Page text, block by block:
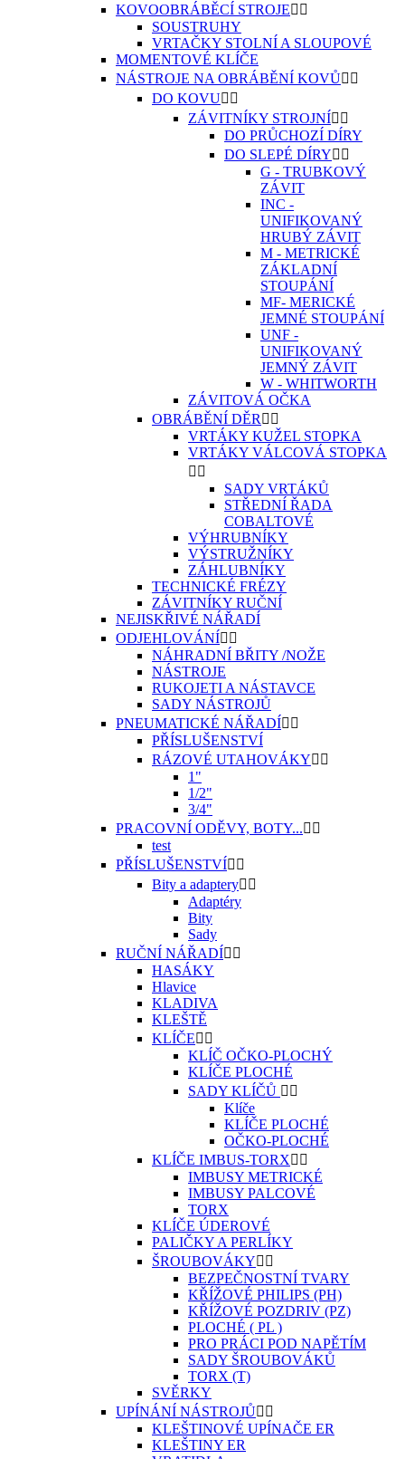
KOVOOBRÁBĚCÍ STROJE 
SOUSTRUHY
VRTAČKY STOLNÍ A SLOUPOVÉ
MOMENTOVÉ KLÍČE
NÁSTROJE NA OBRÁBĚNÍ KOVŮ 
DO KOVU 
ZÁVITNÍKY STROJNÍ 
DO PRŮCHOZÍ DÍRY
DO SLEPÉ DÍRY 
G - TRUBKOVÝ
ZÁVIT
INC -
UNIFIKOVANÝ
HRUBÝ ZÁVIT
M - METRICKÉ
ZÁKLADNÍ
STOUPÁNÍ
MF- MERICKÉ
JEMNÉ STOUPÁNÍ
UNF -
UNIFIKOVANÝ
JEMNÝ ZÁVIT
W - WHITWORTH
ZÁVITOVÁ OČKA
OBRÁBĚNÍ DĚR  
VRTÁKY KUŽEL STOPKA
VRTÁKY VÁLCOVÁ STOPKA
 
SADY VRTÁKŮ
STŘEDNÍ ŘADA
COBALTOVÉ
VÝHRUBNÍKY
VÝSTRUŽNÍKY
ZÁHLUBNÍKY
TECHNICKÉ FRÉZY
ZÁVITNÍKY RUČNÍ
NEJISKŘIVÉ NÁŘADÍ
ODJEHLOVÁNÍ 
NÁHRADNÍ BŘITY /NOŽE
NÁSTROJE
RUKOJETI A NÁSTAVCE
SADY NÁSTROJŮ
PNEUMATICKÉ NÁŘADÍ 
PŘÍSLUŠENSTVÍ
RÁZOVÉ UTAHOVÁKY 
1"
1/2"
3/4"
PRACOVNÍ ODĚVY, BOTY... 
test
PŘÍSLUŠENSTVÍ 
Bity a adaptery 
Adaptéry
Bity
Sady
RUČNÍ NÁŘADÍ 
HASÁKY
Hlavice
KLADIVA
KLEŠTĚ
KLÍČE 
KLÍČ OČKO-PLOCHÝ
KLÍČE PLOCHÉ
SADY KLÍČŮ  
Klíče
KLÍČE PLOCHÉ
OČKO-PLOCHÉ
KLÍČE IMBUS-TORX 
IMBUSY METRICKÉ
IMBUSY PALCOVÉ
TORX
KLÍČE ÚDEROVÉ
PALIČKY A PERLÍKY
ŠROUBOVÁKY 
BEZPEČNOSTNÍ TVARY
KŘÍŽOVÉ PHILIPS (PH)
KŘÍŽOVÉ POZDRIV (PZ)
PLOCHÉ ( PL )
PRO PRÁCI POD NAPĚTÍM
SADY ŠROUBOVÁKŮ
TORX (T)
SVĚRKY
UPÍNÁNÍ NÁSTROJŮ 
KLEŠTINOVÉ UPÍNAČE ER
KLEŠTINY ER